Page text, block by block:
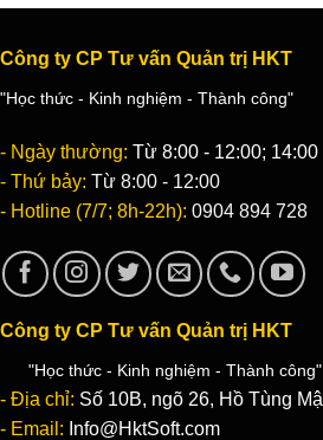
Công ty CP Tư vấn Quản trị HKT
"Học thức - Kinh nghiệm - Thành công"
- Ngày thường: Từ 8:00 - 12:00; 14:00
- Thứ bảy: Từ 8:00 - 12:00
- Hotline (7/7; 8h-22h): 0904 894 728
Công ty CP Tư vấn Quản trị HKT
"Học thức - Kinh nghiệm - Thành công"
- Địa chỉ: Số 10B, ngõ 26, Hồ Tùng
- Email: Info@HktSoft.com